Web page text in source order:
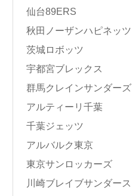
仙台89ERS
秋田ノーザンハピネッツ
茨城ロボッツ
宇都宮ブレックス
群馬クレインサンダーズ
アルティーリ千葉
千葉ジェッツ
アルバルク東京
東京サンロッカーズ
川崎ブレイブサンダース